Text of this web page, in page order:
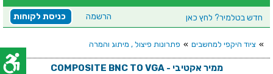
חדש בטלמיר? לחץ כאן כניסת לקוחות הרשמה
» ציוד היקפי למחשבים » פתרונות פיצול , מיתוג והמרה
ממיר אקטיבי - COMPOSITE BNC TO VGA